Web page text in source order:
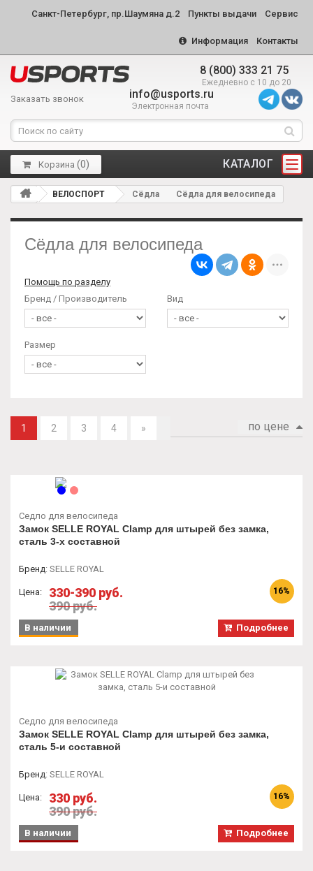
Санкт-Петербург, пр.Шаумяна д.2 Пункты выдачи Сервис
Информация Контакты
8 (800) 333 21 75
Ежедневно с 10 до 20
Заказать звонок info@usports.ru
Электронная почта
КАТАЛОГ
Корзина (0)
ВЕЛОСПОРТ Сёдла Сёдла для велосипеда
Сёдла для велосипеда
Помощь по разделу
Бренд / Производитель
Вид
Размер
по цене
1 2 3 4 »
Седло для велосипеда
Замок SELLE ROYAL Clamp для штырей без замка,
сталь 3-х составной
Бренд: SELLE ROYAL
Цена:
330-390 руб.
390 руб.
16%
Подробнее
В наличии
Седло для велосипеда
Замок SELLE ROYAL Clamp для штырей без замка,
сталь 5-и составной
Бренд: SELLE ROYAL
Цена:
330 руб.
390 руб.
16%
Подробнее
В наличии